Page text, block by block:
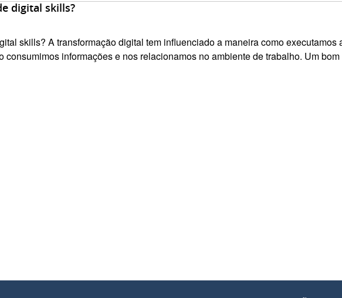
digital skills?
skills? A transformação digital tem influenciado a maneira como
consumimos informações e nos relacionamos no ambiente de trabalho. Um bom